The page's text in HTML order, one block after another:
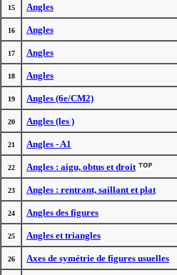
15 Angles
16 Angles
17 Angles
18 Angles
19 Angles (6e/CM2)
20 Angles (les )
21 Angles - A1
22 Angles : aigu, obtus et droit
23 Angles : rentrant, saillant et plat
24 Angles des figures
25 Angles et triangles
26 Axes de symétrie de figures usuelles